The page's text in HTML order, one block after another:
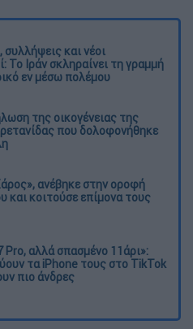
συλλήψεις και νέοι
Το Ιράν σκληραίνει τη γραμμή
εν μέσω πολέμου
της οικογένειας της
που δολοφονήθηκε
ανέβηκε στην οροφή
και κοιτούσε επίμονα τους
Pro, αλλά σπασμένο 11άρι»:
τα iPhone τους στο TikTok
πιο άνδρες